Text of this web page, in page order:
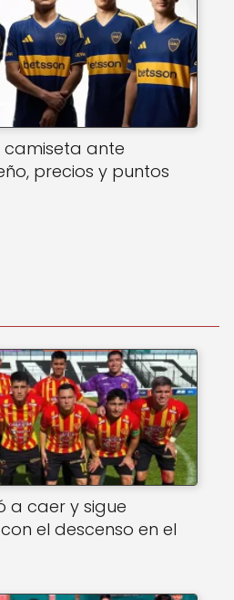
ante
precios y puntos
a caer y sigue
el descenso en el